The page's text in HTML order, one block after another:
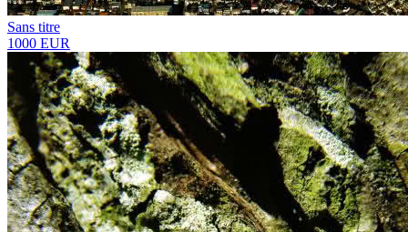
Sans titre
1000 EUR